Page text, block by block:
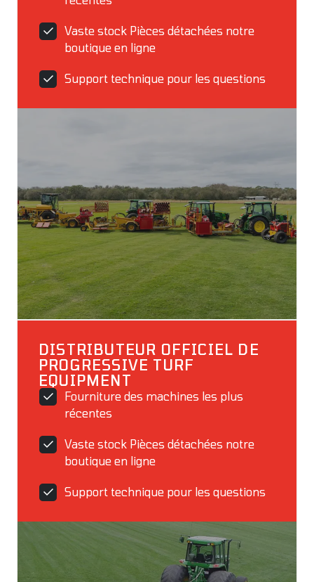
Vaste stock Pièces détachées notre
boutique en ligne
Support technique pour les questions
DISTRIBUTEUR OFFICIEL DE
PROGRESSIVE TURF
EQUIPMENT
Fourniture des machines les plus
récentes
Vaste stock Pièces détachées notre
boutique en ligne
Support technique pour les questions